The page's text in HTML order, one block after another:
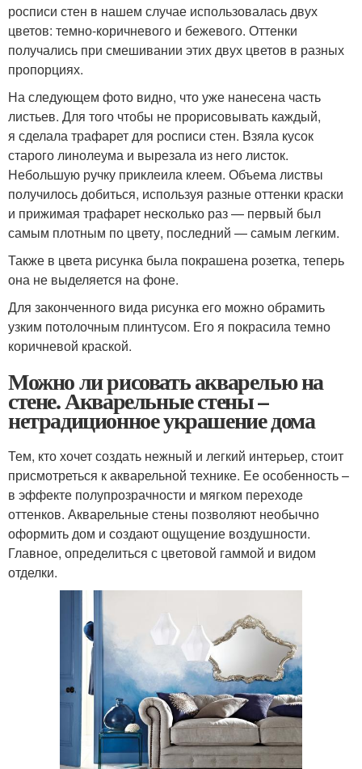
росписи стен в нашем случае использовалась двух
цветов: темно-коричневого и бежевого. Оттенки
получались при смешивании этих двух цветов в разных
пропорциях.
На следующем фото видно, что уже нанесена часть
листьев. Для того чтобы не прорисовывать каждый,
я сделала трафарет для росписи стен. Взяла кусок
старого линолеума и вырезала из него листок.
Небольшую ручку приклеила клеем. Объема листвы
получилось добиться, используя разные оттенки краски
и прижимая трафарет несколько раз — первый был
самым плотным по цвету, последний — самым легким.
Также в цвета рисунка была покрашена розетка, теперь
она не выделяется на фоне.
Для законченного вида рисунка его можно обрамить
узким потолочным плинтусом. Его я покрасила темно
коричневой краской.
Можно ли рисовать акварелью на
стене. Акварельные стены –
нетрадиционное украшение дома
Тем, кто хочет создать нежный и легкий интерьер, стоит
присмотреться к акварельной технике. Ее особенность –
в эффекте полупрозрачности и мягком переходе
оттенков. Акварельные стены позволяют необычно
оформить дом и создают ощущение воздушности.
Главное, определиться с цветовой гаммой и видом
отделки.